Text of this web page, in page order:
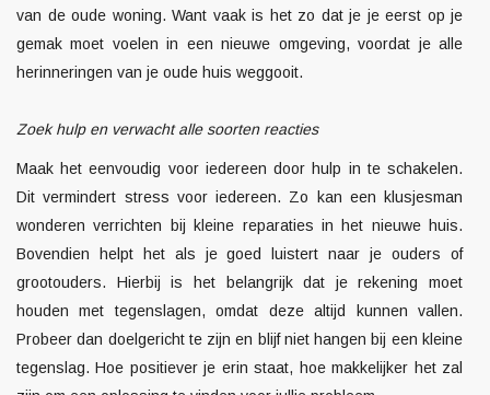
van de oude woning. Want vaak is het zo dat je je eerst op je
gemak moet voelen in een nieuwe omgeving, voordat je alle
herinneringen van je oude huis weggooit.
Zoek hulp en verwacht alle soorten reacties
Maak het eenvoudig voor iedereen door hulp in te schakelen.
Dit vermindert stress voor iedereen. Zo kan een klusjesman
wonderen verrichten bij kleine reparaties in het nieuwe huis.
Bovendien helpt het als je goed luistert naar je ouders of
grootouders. Hierbij is het belangrijk dat je rekening moet
houden met tegenslagen, omdat deze altijd kunnen vallen.
Probeer dan doelgericht te zijn en blijf niet hangen bij een kleine
tegenslag. Hoe positiever je erin staat, hoe makkelijker het zal